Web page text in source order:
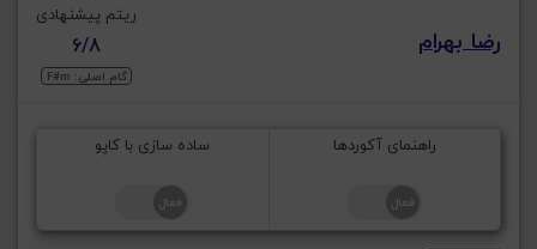
رضا بهرام
ریتم پیشنهادی
6/8
گام اصلی: F#m
راهنمای آکوردها ساده سازی با کاپو